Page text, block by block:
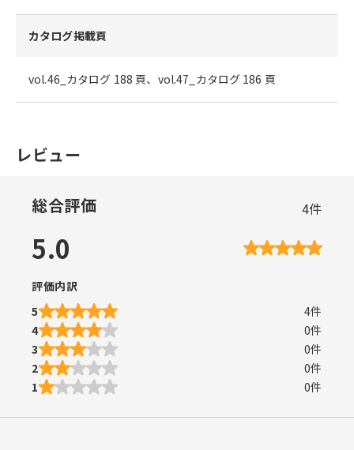
カタログ掲載頁
vol.46_カタログ 188 頁、vol.47_カタログ 186 頁
レビュー
総合評価 4件
5.0
評価内訳
5
4件
4
0件
3
0件
2
0件
1
0件